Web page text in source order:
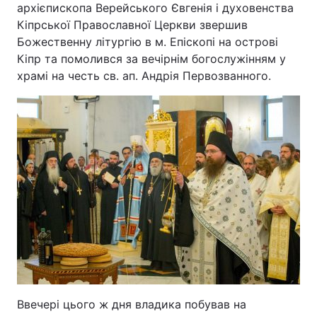
архієпископа Верейського Євгенія і духовенства
Кіпрської Православної Церкви звершив
Божественну літургію в м. Епіскопі на острові
Кіпр та помолився за вечірнім богослужінням у
храмі на честь св. ап. Андрія Первозванного.
Ввечері цього ж дня владика побував на